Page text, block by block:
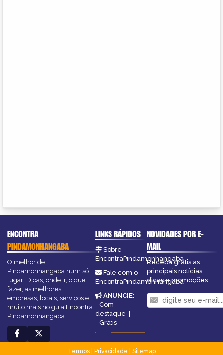
ENCONTRA
PINDAMONHANGABA
O melhor de
Pindamonhangaba num só
lugar! Dicas, onde ir, o que
fazer, as melhores
empresas, locais, serviços e
muito mais no guia Encontra
Pindamonhangaba.
LINKS RÁPIDOS
Sobre
EncontraPindamonhangaba
Fale com o
EncontraPindamonhangaba
ANUNCIE:
Com
destaque |
Grátis
NOVIDADES POR E-
MAIL
Receba grátis as
principais notícias,
dicas e promoções
Termos| Privacidade
Sitemap